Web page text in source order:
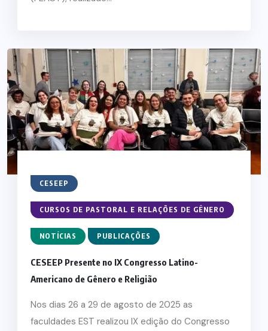
CESEEP
CURSOS DE PASTORAL E RELAÇÕES DE GÊNERO
NOTÍCIAS PUBLICAÇÕES
CESEEP Presente no IX Congresso Latino-
Americano de Gênero e Religião
Nos dias 26 a 29 de agosto de 2025 as
faculdades EST realizou IX edição do Congresso